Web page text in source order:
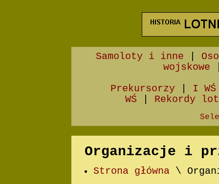
Samoloty i inne
wojskowe
Prekursorzy| I WŚ
WŚ
Rekordy
Organizacje i
Strona główna \